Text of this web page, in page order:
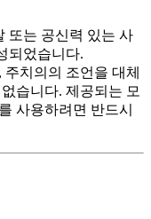
또는 공신력 있는 사
되었습니다.
치의의 조언을 대체
습니다. 제공되는 모
사용하려면 반드시